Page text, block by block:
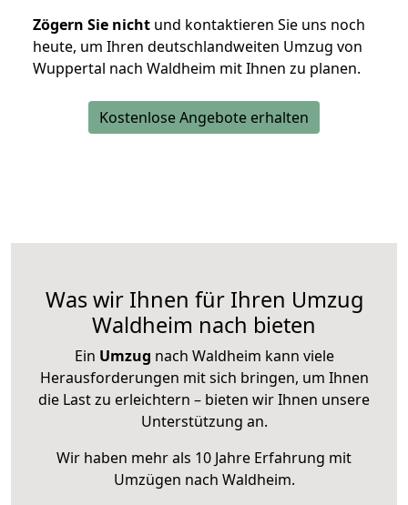
Zögern Sie nicht und kontaktieren Sie uns noch
heute, um Ihren deutschlandweiten Umzug von
Wuppertal nach Waldheim mit Ihnen zu planen.
Kostenlose Angebote erhalten
Was wir Ihnen für Ihren Umzug
Waldheim nach bieten
Ein Umzug nach Waldheim kann viele
Herausforderungen mit sich bringen, um Ihnen
die Last zu erleichtern – bieten wir Ihnen unsere
Unterstützung an.
Wir haben mehr als 10 Jahre Erfahrung mit
Umzügen nach Waldheim.